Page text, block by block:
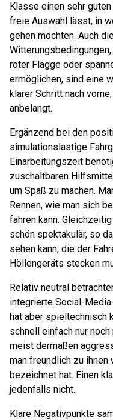
Klasse einen sehr
freie Auswahl lässt, in
gehen möchten. Auch
roter Flagge oder
ermöglichen, sind eine
klarer Schritt nach
anbelangt.
Ergänzend bei den
simulationslastige
Einarbeitungszeit
zuschaltbaren
um Spaß zu machen.
Rennen, wie man sich
fahren kann.
schön spektakulär, so
sehen kann, die der
Höllengeräts stecken
Relativ neutral
integrierte Social-
hat aber spieltechnisch
schnell einfach nur
meist dermaßen
man freundlich zu
bezeichnet hat. Einen
jedenfalls nicht.
Klare Negativpunkte